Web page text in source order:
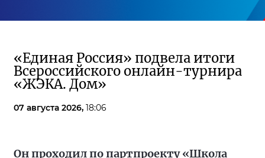
«Единая Россия» подвела итоги
Всероссийского онлайн-турнира
«ЖЭКА. Дом»
07 августа 2026, 18:06
Он проходил по партпроекту «Школа